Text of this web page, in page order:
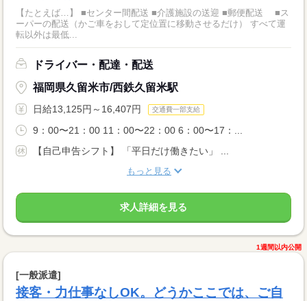
【たとえば…】 ■センター間配送 ■介護施設の送迎 ■郵便配送 ■ス
ーパーの配送（かご車をおして定位置に移動させるだけ） すべて運
転以外は最低...
ドライバー・配達・配送
福岡県久留米市/西鉄久留米駅
日給13,125円～16,407円 交通費一部支給
9：00〜21：00 11：00〜22：00 6：00〜17：...
【自己申告シフト】 「平日だけ働きたい」 ...
もっと見る
求人詳細を見る
1週間以内公開
[一般派遣]
接客・力仕事なしOK。どうかここでは、ご自